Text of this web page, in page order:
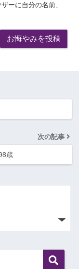
ーに自分の名前、
次の記事
歳